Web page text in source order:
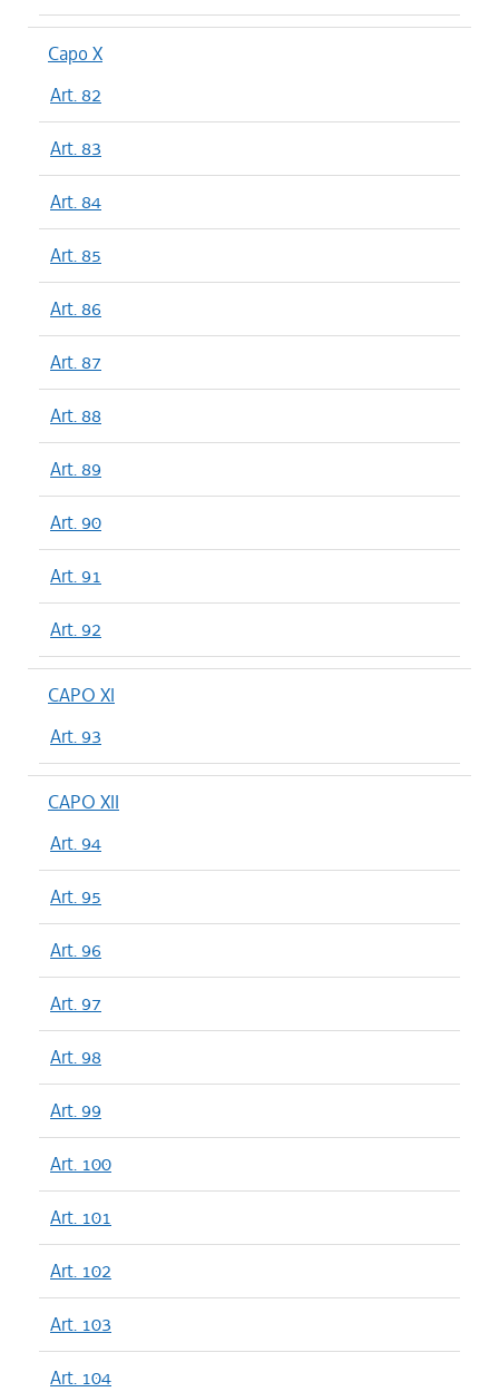
Capo X
Art. 82
Art. 83
Art. 84
Art. 85
Art. 86
Art. 87
Art. 88
Art. 89
Art. 90
Art. 91
Art. 92
CAPO XI
Art. 93
CAPO XII
Art. 94
Art. 95
Art. 96
Art. 97
Art. 98
Art. 99
Art. 100
Art. 101
Art. 102
Art. 103
Art. 104